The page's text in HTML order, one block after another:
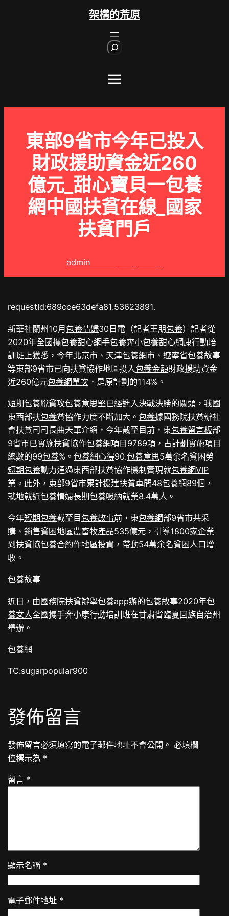
架構的荒原
東部9省市今年已投入
財政援助資金近260
億元_甜心寶貝一包養
網中國扶貧在線_國家
扶貧門戶
admin
requestId:689cce63defa81.53623891.
新華社蘭州10月包養情婦30日電（記者王朋包養）記者從
2020年全國攜包養甜心網手包養奔小包養甜心網康行動培
訓班上獲悉，今年北京市、天津包養網市、遼寧省包養故事
等東部9省市已向扶貧協作地區投入包養金額財政援助資金
近260億元包養網單次 ，是原計劃的114%。
短期包養脫貧攻包養意思堅已經進入決戰決勝的關頭，我國
東西部扶包養貧協作力度不斷加大。包養據國務院扶貧辦社
會扶貧司司長曲天軍介紹，今年截至目前，東包養留言板部
9省市已實施扶貧協作包養網項目9789項，占計劃實施項目
總數的99包養%。包養網心得90.包養意思5萬余名貧困勞
短期包養動力通過東西部扶貧協作機制實現就包養網VIP
業。此外，東部9省市累計援建扶貧車間48包養網89個，
就地就近包養情婦長期包養吸納就業8.4萬人。
今年短期包養截至目包養故事前，東包養網部9省市共采
購、銷售貧困地區農畜牧產品535億元，引導1800家企業
到扶貧協包養合約作地區投資，帶動54萬余名貧困人口增
收。
包養故事
近日，由國務院扶貧辦舉包養app辦的包養故事2020年包
養女人全國攜手奔小康行動培訓班在甘肅省臨夏回族自治州
舉辦。
包養網
TC:sugarpopular900
發佈留言
發佈留言必須填寫的電子郵件地址不會公開。 必填欄
位標示為 *
留言 *
顯示名稱 *
電子郵件地址 *